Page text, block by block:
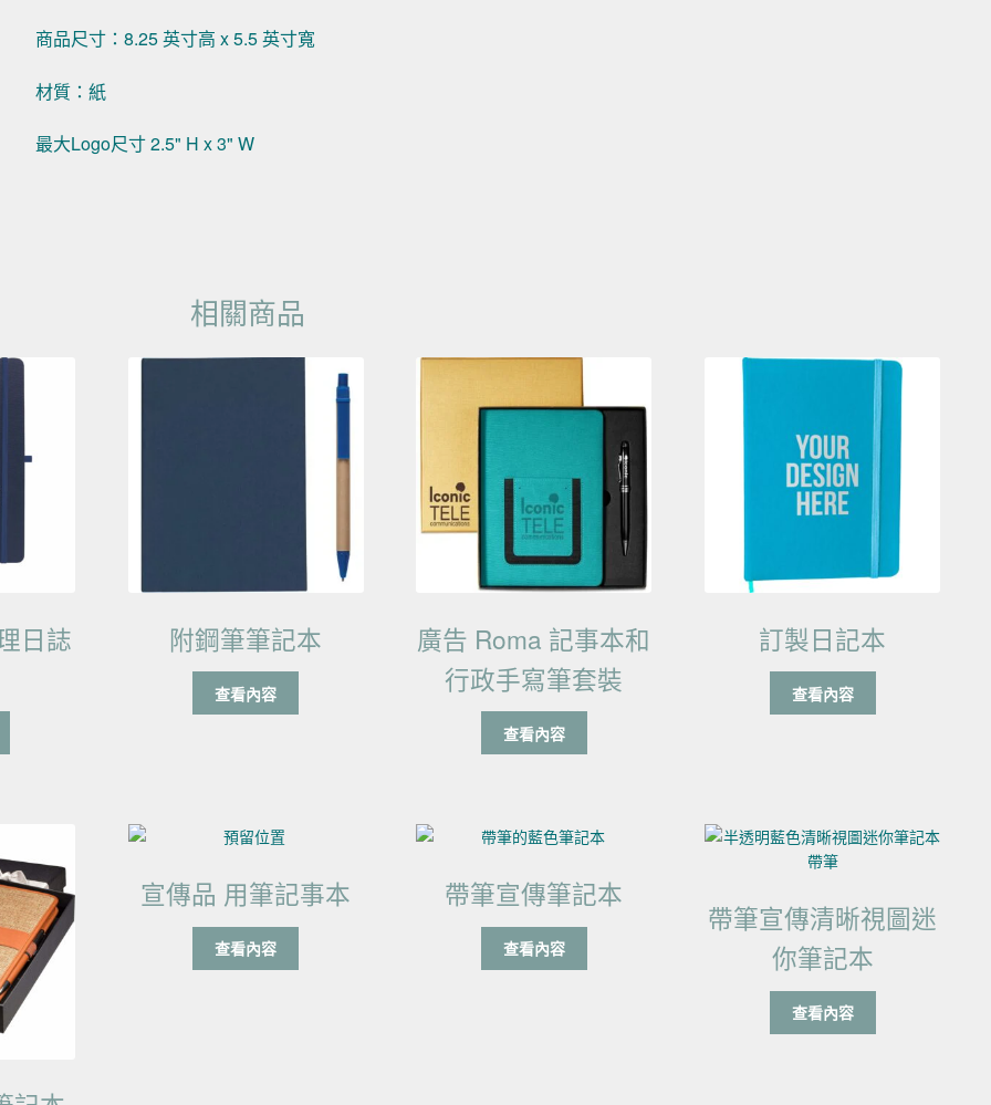
商品尺寸：8.25 英寸高 x 5.5 英寸寬
材質：紙
最大Logo尺寸 2.5" H x 3" W
相關商品
日誌 附鋼筆筆記本
查看內容
廣告 Roma 記事本和
行政手寫筆套裝
查看內容
訂製日記本
查看內容
宣傳品 用筆記事本
查看內容
帶筆宣傳筆記本
查看內容
帶筆宣傳清晰視圖迷
你筆記本
查看內容